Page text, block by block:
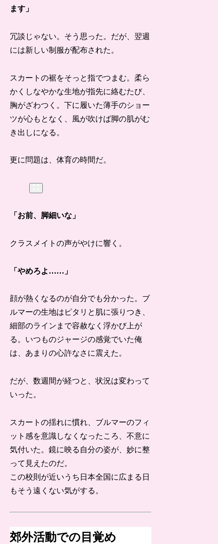
ます」
冗談じゃない。そう思った。だが、翌週
には新しい制服が配布された。
スカートの裾をそっと指でつまむ。柔ら
かくしなやかな生地が指先に絡むたび、
胸がざわつく。下に履いた薄手のショー
ツが心もとなく、風が吹けば脚の肌がむ
き出しになる。
更に問題は、体育の時間だ。
「お前、脚細いな」
クラスメイトの声がやけに響く。
「やめろよ……」
顔が熱くなるのが自分でも分かった。ブ
ルマーの生地はピタリと肌に張りつき、
細部のラインまで容赦なく浮かび上が
る。いつものジャージの感覚でいた俺
は、あまりの心許なさに震えた。
だが、数週間が経つと、状況は変わって
いった。
スカートの揺れに慣れ、ブルマーのフィ
ット感を意識しなくなったころ、不意に
気付いた。鏡に映る自分の姿が、妙に整
って見えたのだ。
この校則が近いうち日本全国に広まる日
もそう遠くない気がする。
郊外活動での目覚め